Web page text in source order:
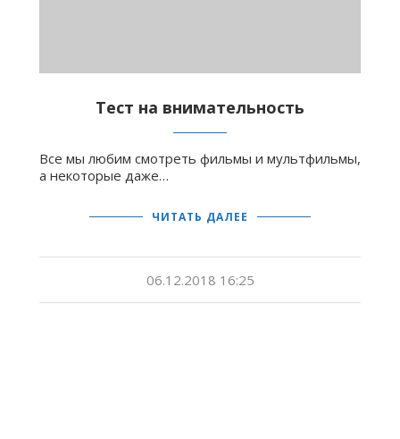
Тест на внимательность
Все мы любим смотреть фильмы и мультфильмы,
а некоторые даже…
ЧИТАТЬ ДАЛЕЕ
06.12.2018 16:25